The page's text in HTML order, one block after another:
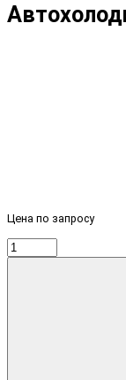
Цена по запросу